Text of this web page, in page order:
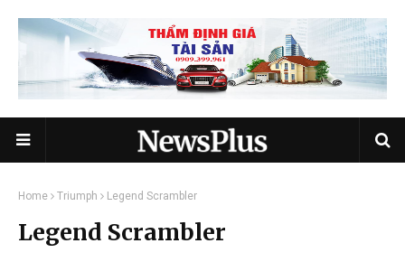
Home Triumph Legend Scrambler
Legend Scrambler